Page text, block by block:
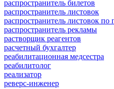
распространитель билетов
распространитель листовок
распространитель листовок
распространитель рекламы
растворщик реагентов
расчетный бухгалтер
реабилитационная медсестра
реабилитолог
реализатор
реверс-инженер